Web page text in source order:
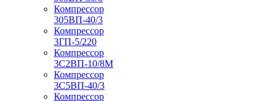
Компрессор
305ВП-40/3
Компрессор
3ГП-5/220
Компрессор
3С2ВП-10/8М
Компрессор
3С5ВП-40/3
Компрессор